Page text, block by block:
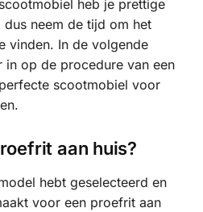
heb je prettige
neem de tijd om het
vinden. In de volgende
in op de procedure van een
scootmobiel voor
aan huis?
hebt geselecteerd en
voor een proefrit aan